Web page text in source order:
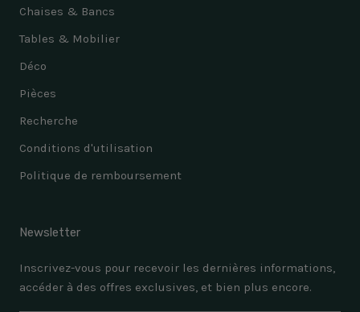
Chaises & Bancs
Tables & Mobilier
Déco
Pièces
Recherche
Conditions d'utilisation
Politique de remboursement
Newsletter
Inscrivez-vous pour recevoir les dernières informations,
accéder à des offres exclusives, et bien plus encore.